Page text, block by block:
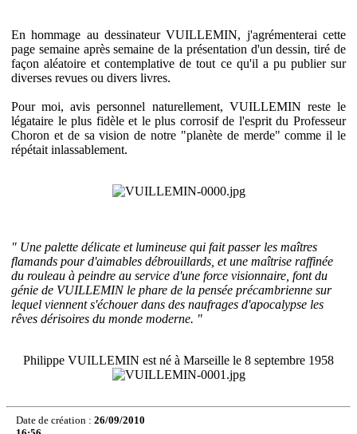
En hommage au dessinateur VUILLEMIN, j'agrémenterai cette
page semaine après semaine de la présentation d'un dessin, tiré de
façon aléatoire et contemplative de tout ce qu'il a pu publier sur
diverses revues ou divers livres.
Pour moi, avis personnel naturellement, VUILLEMIN reste le
légataire le plus fidèle et le plus corrosif de l'esprit du Professeur
Choron et de sa vision de notre "planète de merde" comme il le
répétait inlassablement.
" Une palette délicate et lumineuse qui fait passer les maîtres
flamands pour d'aimables débrouillards, et une maîtrise raffinée
du rouleau à peindre au service d'une force visionnaire, font du
génie de VUILLEMIN le phare de la pensée précambrienne sur
lequel viennent s'échouer dans des naufrages d'apocalypse les
rêves dérisoires du monde moderne. "
Philippe VUILLEMIN est né à Marseille le 8 septembre 1958
Date de création : 26/09/2010